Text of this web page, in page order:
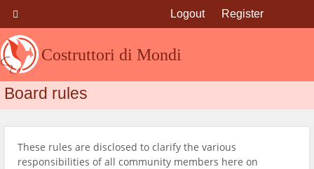
Costruttori di Mondi
Logout Register
Board rules
These rules are disclosed to clarify the various
responsibilities of all community members here on